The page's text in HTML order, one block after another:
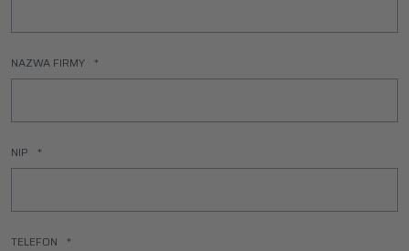
NAZWA FIRMY
NIP
TELEFON